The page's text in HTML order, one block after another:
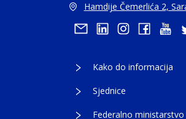
Hamdije Čemerlića 2,
Kako do informacija
Sjednice
Federalno